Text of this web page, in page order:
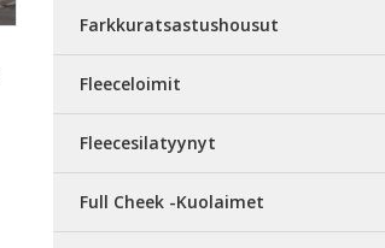
Farkkuratsastushousut
Fleeceloimit
Fleecesilatyynyt
Full Cheek -Kuolaimet